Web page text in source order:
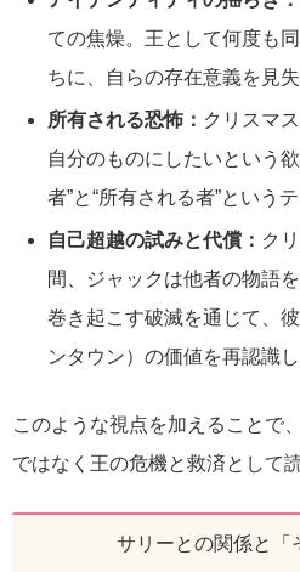
ての焦燥。王として何度も
ちに、自らの存在意義を見失
所有される恐怖： クリスマ
自分のものにしたいという
者”と“所有される者”という
自己超越の試みと代償： ク
間、ジャックは他者の物語
巻き起こす破滅を通じて、
ンタウン）の価値を再認識し
このような視点を加えることで
ではなく王の危機と救済として
サリーとの関係と「